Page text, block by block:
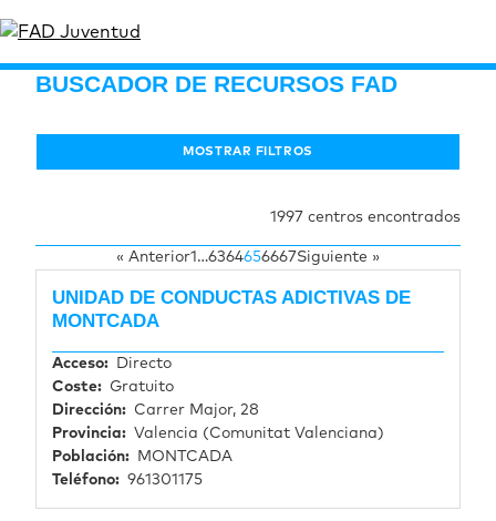
BUSCADOR DE RECURSOS FAD
MOSTRAR FILTROS
1997 centros encontrados
« Anterior1 …6364656667Siguiente »
UNIDAD DE CONDUCTAS ADICTIVAS DE
MONTCADA
Acceso
Directo
Coste
Gratuito
Dirección
Carrer Major, 28
Provincia
Valencia (Comunitat Valenciana)
Población
MONTCADA
Teléfono
961301175